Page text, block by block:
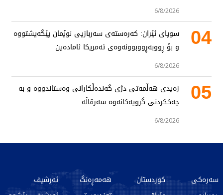
6/8/2026
04
سوپای ئێران: کەرەستەی سەربازیی نوێمان پێگەیشتووە
و بۆ ڕووبەڕووبوونەوەی ئەمریکا ئامادەین
6/8/2026
05
زەیدی هەڵمەتی دژی گەندەڵکارانی وەستاندووە و بە
چەککردنی گروپەکانەوە سەرقاڵە
6/8/2026
سەرەکی
کوردستان
هەمەڕەنگ
ئەرشیف